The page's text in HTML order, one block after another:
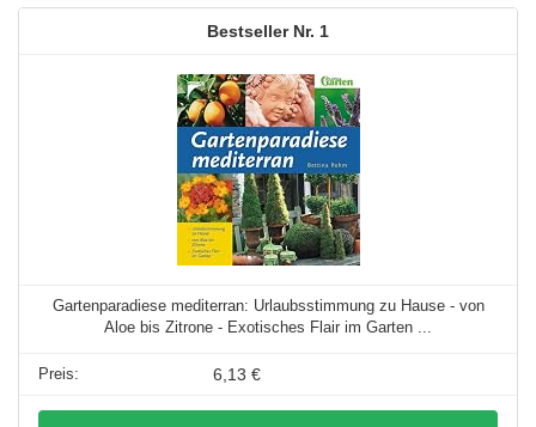
1
Gartenparadiese mediterran: Urlaubsstimmung zu Hause - von
Aloe bis Zitrone - Exotisches Flair im Garten ...
6,13 €